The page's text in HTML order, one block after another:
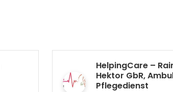
HelpingCare –
Hektor GbR,
Pflegedienst